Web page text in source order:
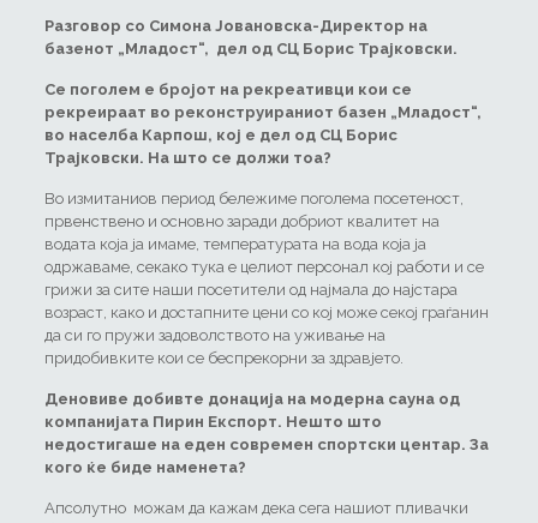
Разговор со Симона Јовановска-Директор на
базенот „Младост“, дел од СЦ Борис Трајковски.
Се поголем е бројот на рекреативци кои се
рекреираат во реконструираниот базен „Младост“,
во населба Карпош, кој е дел од СЦ Борис
Трајковски. На што се должи тоа?
Во измитаниов период бележиме поголема посетеност,
првенствено и основно заради добриот квалитет на
водата која ја имаме, температурата на вода која ја
одржаваме, секако тука е целиот персонал кој работи и се
грижи за сите наши посетители од најмала до најстара
возраст, како и достапните цени со кој може секој граѓанин
да си го пружи задоволството на уживање на
придобивките кои се беспрекорни за здравјето.
Деновиве добивте донација на модерна сауна од
компанијата Пирин Експорт. Нешто што
недостигаше на еден современ спортски центар. За
кого ќе биде наменета?
Апсолутно можам да кажам дека сега нашиот пливачки